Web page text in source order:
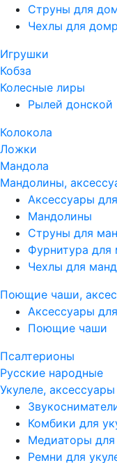
Струны для
Чехлы для
Игрушки
Кобза
Колесные лиры
Рылей донской
Колокола
Ложки
Мандола
Мандолины,
Аксессуары
Мандолины
Струны для
Фурнитура для
Чехлы для
Поющие чаши,
Аксессуары
Поющие чаши
Псалтерионы
Русские народные
Укулеле, аксессуары
Комбики для
Медиаторы для
Ремни для